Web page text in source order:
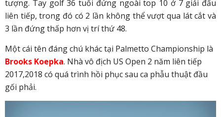
tượng. Tay golf 36 tuổi đứng ngoài top 10 ở 7 giải đấu
liên tiếp, trong đó có 2 lần không thể vượt qua lát cắt và
3 lần đứng thấp hơn vị trí thứ 48.
Một cái tên đáng chú khác tại Palmetto Championship là
Brooks Koepka. Nhà vô địch US Open 2 năm liên tiếp
2017,2018 có quá trình hồi phục sau ca phẫu thuật đầu
gối phải.